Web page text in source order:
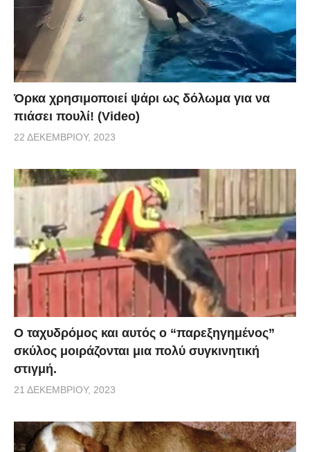
Όρκα χρησιμοποιεί ψάρι ως δόλωμα για να
πιάσει πουλί! (Video)
22 ΔΕΚΕΜΒΡΊΟΥ, 2023
Ο ταχυδρόμος και αυτός ο “παρεξηγημένος”
σκύλος μοιράζονται μια πολύ συγκινητική
στιγμή.
21 ΔΕΚΕΜΒΡΊΟΥ, 2023